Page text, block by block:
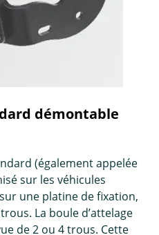
démontable
(également appelée
sur les véhicules
une platine de fixation,
La boule d’attelage
de 2 ou 4 trous. Cette